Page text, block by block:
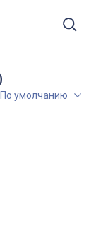
По умолчанию